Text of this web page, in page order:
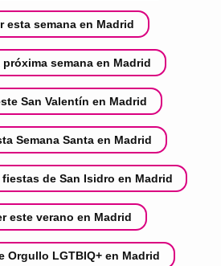
esta semana en Madrid
semana en Madrid
San Valentín en Madrid
Semana Santa en Madrid
de San Isidro en Madrid
este verano en Madrid
Orgullo LGTBIQ+ en Madrid